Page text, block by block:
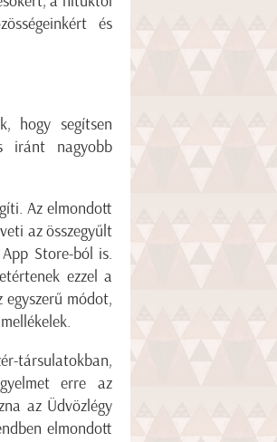
és
hogy segítsen
iránt nagyobb
Az elmondott
az összegyűlt
App Store-ból is.
ezzel a
egyszerű módot,
társulatokban,
erre az
az Üdvözlégy
elmondott